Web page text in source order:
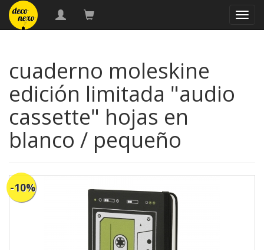
cuaderno moleskine
edición limitada "audio
cassette" hojas en
blanco / pequeño
-10%